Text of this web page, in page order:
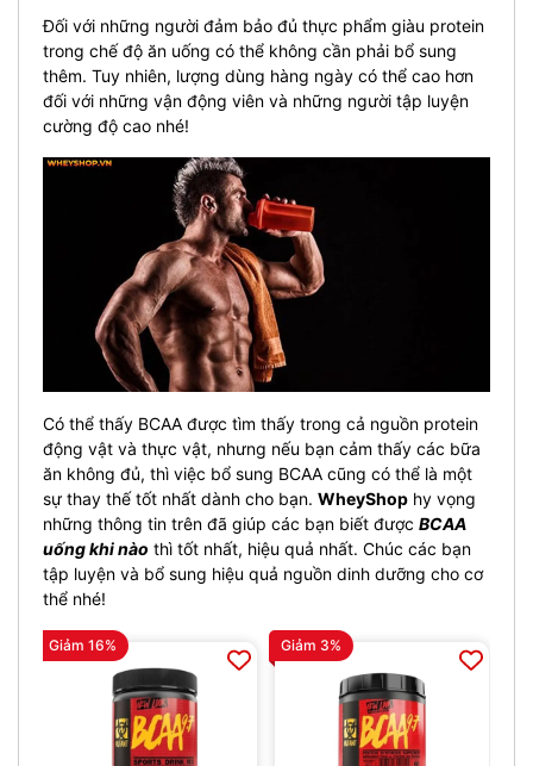
Đối với những người đảm bảo đủ thực phẩm giàu protein
trong chế độ ăn uống có thể không cần phải bổ sung
thêm. Tuy nhiên, lượng dùng hàng ngày có thể cao hơn
đối với những vận động viên và những người tập luyện
cường độ cao nhé!
Có thể thấy BCAA được tìm thấy trong cả nguồn protein
động vật và thực vật, nhưng nếu bạn cảm thấy các bữa
ăn không đủ, thì việc bổ sung BCAA cũng có thể là một
sự thay thế tốt nhất dành cho bạn. WheyShop hy vọng
những thông tin trên đã giúp các bạn biết được BCAA
uống khi nào thì tốt nhất, hiệu quả nhất. Chúc các bạn
tập luyện và bổ sung hiệu quả nguồn dinh dưỡng cho cơ
thể nhé!
Giảm 16% Giảm 3%